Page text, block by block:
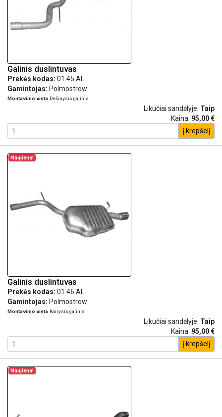
Galinis duslintuvas
Prekės kodas: 01.45 AL
Gamintojas: Polmostrow
Montavimo vieta Dešinysis galinis
Likučiai sandėlyje: Taip
Kaina: 95,00 €
į krepšelį
Naujiena!
Galinis duslintuvas
Prekės kodas: 01.46 AL
Gamintojas: Polmostrow
Montavimo vieta Kairysis galinis
Likučiai sandėlyje: Taip
Kaina: 95,00 €
į krepšelį
Naujiena!